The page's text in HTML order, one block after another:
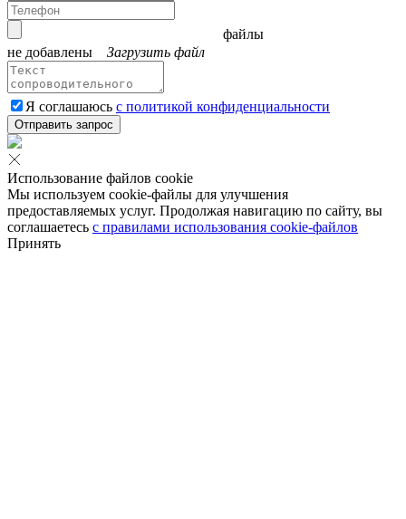
файлы
не добавлены
Загрузить файл
Я соглашаюсь с политикой конфиденциальности
Отправить запрос
Использование файлов cookie
Мы используем cookie-файлы для улучшения
предоставляемых услуг. Продолжая навигацию по сайту, вы
соглашаетесь с правилами использования cookie-файлов
Принять